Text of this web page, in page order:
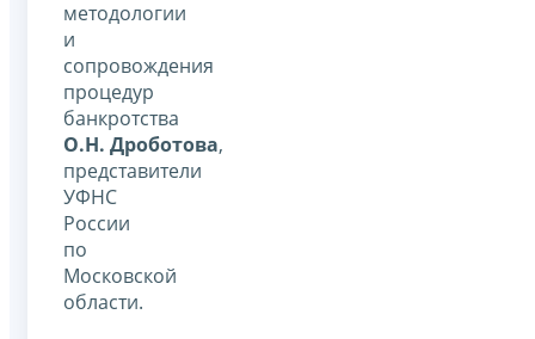
методологии
и
сопровождения
процедур
банкротства
О.Н. Дроботова,
представители
УФНС
России
по
Московской
области.